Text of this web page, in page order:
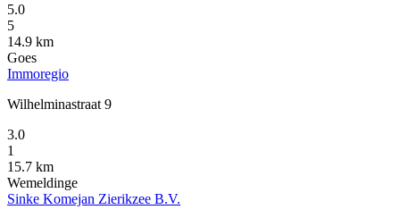
5.0
5
14.9 km
Goes
Immoregio
Wilhelminastraat 9
3.0
1
15.7 km
Wemeldinge
Sinke Komejan Zierikzee B.V.